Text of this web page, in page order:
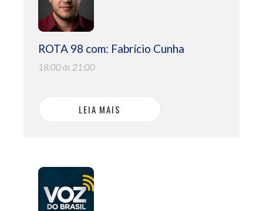
ROTA 98 com: Fabrício Cunha
18:00 às 21:00
LEIA MAIS